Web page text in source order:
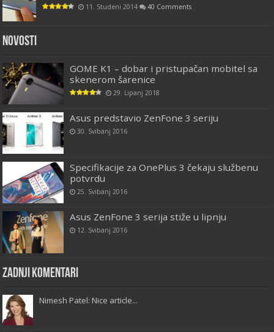
11. Studeni 2014 40 Comments
Novosti
GOME K1 – dobar i pristupačan mobitel sa
skenerom šarenice
29. Lipanj 2018
Asus predstavio ZenFone 3 seriju
30. Svibanj 2016
Specifikacije za OnePlus 3 čekaju službenu
potvrdu
25. Svibanj 2016
Asus ZenFone 3 serija stiže u lipnju
12. Svibanj 2016
Zadnji komentari
Nimesh Patel: Nice article...